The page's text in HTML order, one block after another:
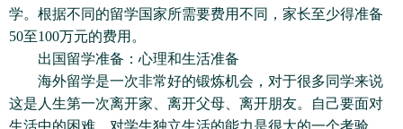
学。根据不同的留学国家所需要费用不同，家长至少得准备
50至100万元的费用。
出国留学准备：心理和生活准备
海外留学是一次非常好的锻炼机会，对于很多同学来说
这是人生第一次离开家、离开父母、离开朋友。自己要面对
生活中的困难，对学生独立生活的能力是很大的一个考验。